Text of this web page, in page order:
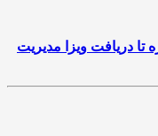
دریافت ویزا مدیریت